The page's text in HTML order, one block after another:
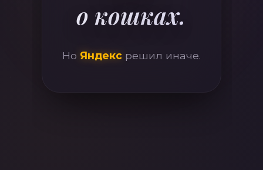
о кошках.
Но Яндексрешил иначе.